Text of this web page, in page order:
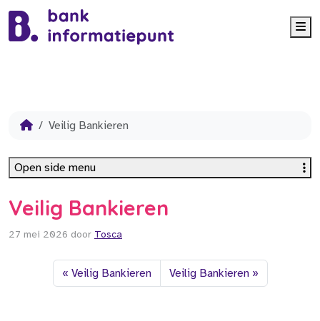
Veilig Bankieren
Veilig Bankieren
27 mei 2026 door Tosca
Veilig Bankieren Veilig Bankieren
Open side menu